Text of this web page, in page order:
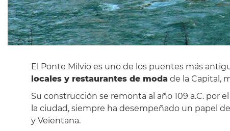
El Ponte Milvio es uno de los puentes más
locales y restaurantes de moda de la Capital,
Su construcción se remonta al año 109 a.C. por el
la ciudad, siempre ha desempeñado un papel
y Veientana.